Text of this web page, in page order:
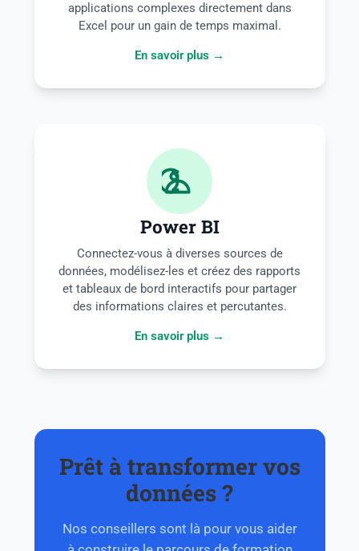
applications complexes directement dans
Excel pour un gain de temps maximal.
En savoir plus →
Power BI
Connectez-vous à diverses sources de
données, modélisez-les et créez des rapports
et tableaux de bord interactifs pour partager
des informations claires et percutantes.
En savoir plus →
Prêt à transformer vos
données ?
Nos conseillers sont là pour vous aider